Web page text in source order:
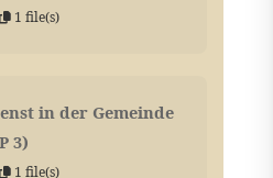
1 file(s)
in der Gemeinde
3)
1 file(s)